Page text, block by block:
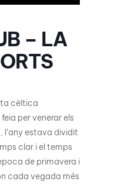
– LA
cèltica
per venerar els
l’any estava dividit
clar i el temps
de primavera i
cada vegada més